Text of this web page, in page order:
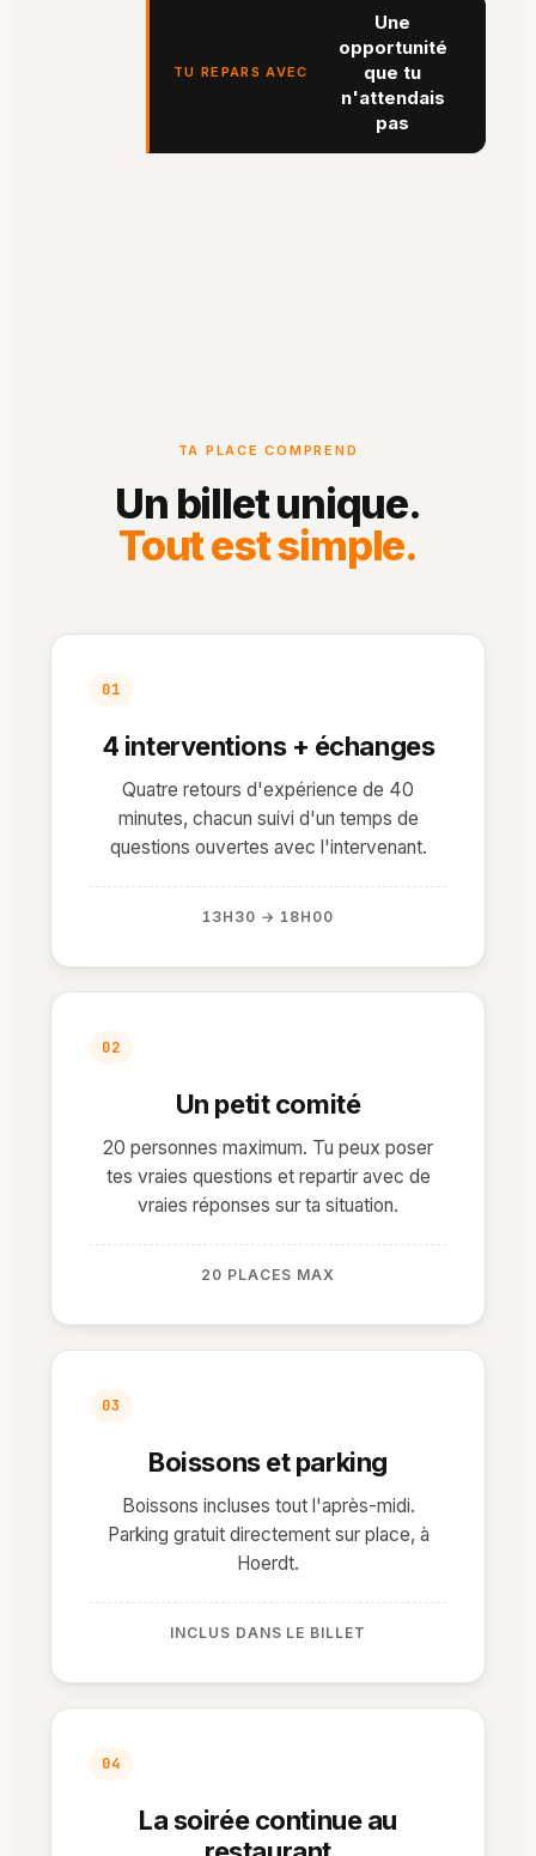
TU REPARS AVEC
Une
opportunité
que tu
n'attendais
pas
TA PLACE COMPREND
Un billet unique.
Tout est simple.
01
4 interventions + échanges
Quatre retours d'expérience de 40
minutes, chacun suivi d'un temps de
questions ouvertes avec l'intervenant.
13H30 → 18H00
02
Un petit comité
20 personnes maximum. Tu peux poser
tes vraies questions et repartir avec de
vraies réponses sur ta situation.
20 PLACES MAX
03
Boissons et parking
Boissons incluses tout l'après-midi.
Parking gratuit directement sur place, à
Hoerdt.
INCLUS DANS LE BILLET
04
La soirée continue au